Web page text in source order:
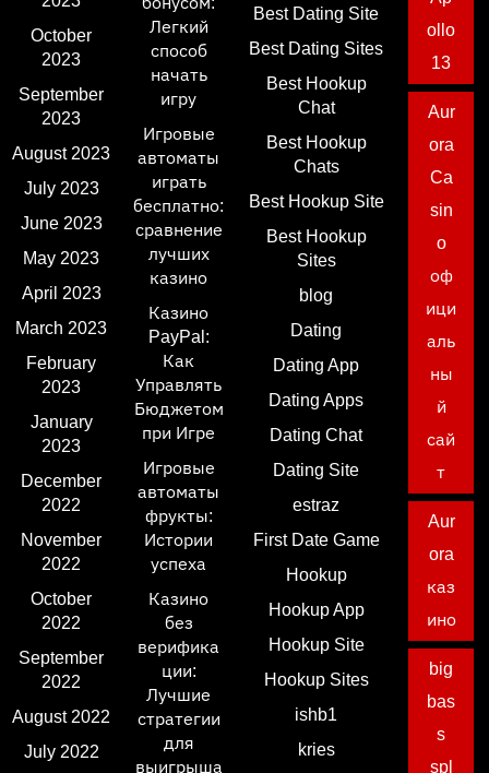
October
2023
September
2023
August 2023
July 2023
June 2023
May 2023
April 2023
March 2023
February
2023
January
2023
December
2022
November
2022
October
2022
September
2022
August 2022
July 2022
Легкий
способ
начать
игру
Игровые
автоматы
играть
бесплатно:
сравнение
лучших
казино
Казино
PayPal:
Как
Управлять
Бюджетом
при Игре
Игровые
автоматы
фрукты:
Истории
успеха
Казино
без
верифика
ции:
Лучшие
стратегии
для
выигрыша
Best Dating Site
Best Dating Sites
Best Hookup
Chat
Best Hookup
Chats
Best Hookup Site
Best Hookup
Sites
blog
Dating
Dating App
Dating Apps
Dating Chat
Dating Site
estraz
First Date Game
Hookup
Hookup App
Hookup Site
Hookup Sites
ishb1
kries
ollo
13
Aur
ora
Ca
sin
o
оф
ици
аль
ны
й
сай
т
Aur
ora
каз
ино
big
bas
s
spl